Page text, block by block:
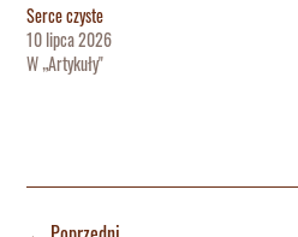
Serce czyste
10 lipca 2026
W „Artykuły"